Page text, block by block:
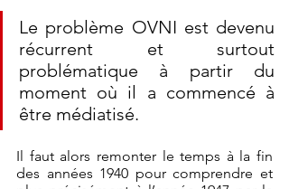
Le problème OVNI est devenu
récurrent et surtout
problématique à partir du
moment où il a commencé à
être médiatisé.
Il faut alors remonter le temps à la fin
des années 1940 pour comprendre et